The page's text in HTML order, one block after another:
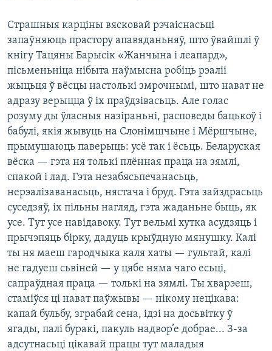
Страшныя карціны вясковай рэчаіснасьці
запаўняюць прастору апавяданьняў, што ўвайшлі ў
кнігу Тацяны Барысік «Жанчына і леапард»,
пісьменьніца нібыта наўмысна робіць рэаліі
жыцьця ў вёсцы настолькі змрочнымі, што нават не
адразу верыцца ў іх праўдзівасьць. Але голас
розуму ды ўласныя назіраньні, расповеды бацькоў і
бабулі, якія жывуць на Слонімшчыне і Мёршчыне,
прымушаюць паверыць: усё так і ёсьць. Беларуская
вёска — гэта ня толькі плённая праца на зямлі,
спакой і лад. Гэта незабясьпечанасьць,
нерэалізаванасьць, нястача і бруд. Гэта зайздрасьць
суседзяў, іх пільны нагляд, гэта жаданьне быць, як
усе. Тут усе навідавоку. Тут вельмі хутка асудзяць і
прычэпяць бірку, дадуць крыўдную мянушку. Калі
ты ня маеш гародчыка каля хаты — гультай, калі
не гадуеш сьвіней — у цябе няма чаго есьці,
сапраўдная праца — толькі на зямлі. Ты хварэеш,
стаміўся ці нават паўжывы — нікому нецікава:
капай бульбу, зграбай сена, ідзі на досьвітку ў
ягады, палі буракі, пакуль надвор’е добрае... З-за
адсутнасьці цікавай працы тут маладыя